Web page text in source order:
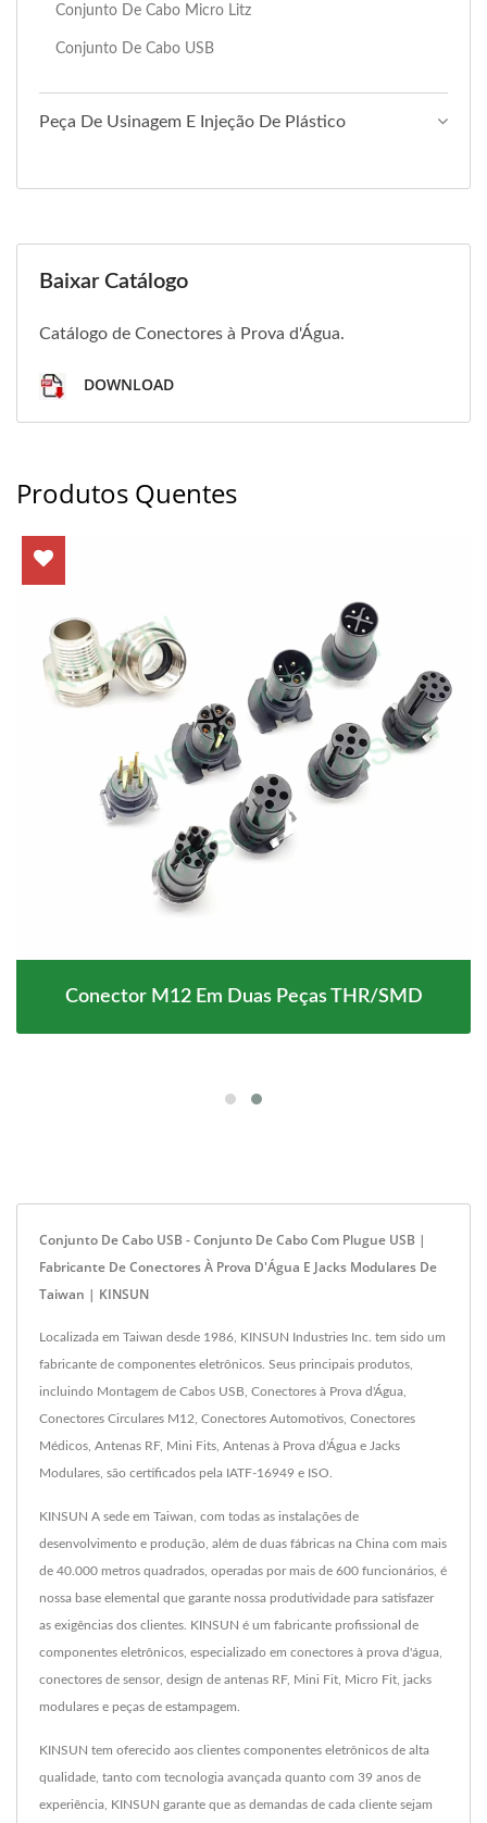
Conjunto De Cabo Micro Litz
Conjunto De Cabo USB
Peça De Usinagem E Injeção De Plástico
Baixar Catálogo
Catálogo de Conectores à Prova d'Água.
DOWNLOAD
Produtos Quentes
Conector M12 Em Duas Peças THR/SMD
Conjunto De Cabo USB - Conjunto De Cabo Com Plugue USB |
Fabricante De Conectores À Prova D'Água E Jacks Modulares De
Taiwan | KINSUN
Localizada em Taiwan desde 1986, KINSUN Industries Inc. tem sido um
fabricante de componentes eletrônicos. Seus principais produtos,
incluindo Montagem de Cabos USB, Conectores à Prova d'Água,
Conectores Circulares M12, Conectores Automotivos, Conectores
Médicos, Antenas RF, Mini Fits, Antenas à Prova d'Água e Jacks
Modulares, são certificados pela IATF-16949 e ISO.
KINSUN A sede em Taiwan, com todas as instalações de
desenvolvimento e produção, além de duas fábricas na China com mais
de 40.000 metros quadrados, operadas por mais de 600 funcionários, é
nossa base elemental que garante nossa produtividade para satisfazer
as exigências dos clientes. KINSUN é um fabricante profissional de
componentes eletrônicos, especializado em conectores à prova d'água,
conectores de sensor, design de antenas RF, Mini Fit, Micro Fit, jacks
modulares e peças de estampagem.
KINSUN tem oferecido aos clientes componentes eletrônicos de alta
qualidade, tanto com tecnologia avançada quanto com 39 anos de
experiência, KINSUN garante que as demandas de cada cliente sejam